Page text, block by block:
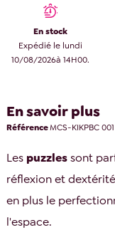
En stock
Expédié le lundi
10/08/2026à 14H00.
En savoir plus
RéférenceMCS-KIKPBC 001
Les puzzlessont
réflexion et
en plus le
l'espace.